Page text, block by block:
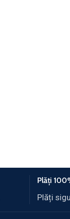
Plăți
Plăți